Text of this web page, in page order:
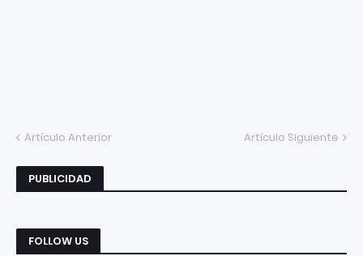
Artículo Anterior Artículo Siguiente
PUBLICIDAD
FOLLOW US